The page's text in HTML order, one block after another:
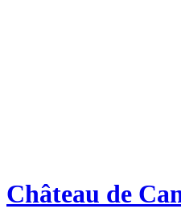
Château de